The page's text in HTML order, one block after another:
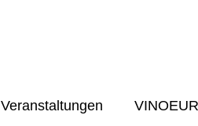
Veranstaltungen